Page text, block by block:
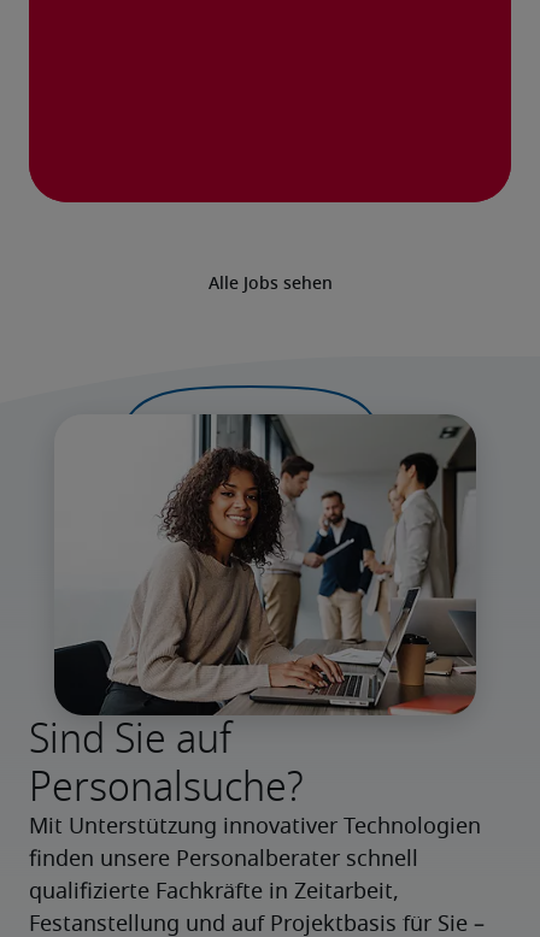
Alle Jobs sehen
Sind Sie auf
Personalsuche?
Mit Unterstützung innovativer Technologien
finden unsere Personalberater schnell
qualifizierte Fachkräfte in Zeitarbeit,
Festanstellung und auf Projektbasis für Sie –